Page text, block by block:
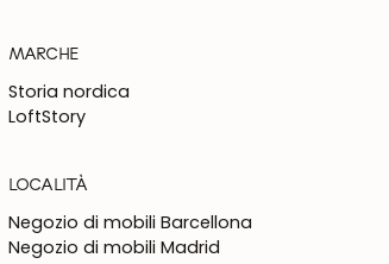
MARCHE
Storia nordica
LoftStory
LOCALITÀ
Negozio di mobili Barcellona
Negozio di mobili Madrid